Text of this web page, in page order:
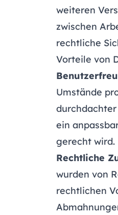
weiteren
zwischen
rechtliche
Vorteile von
Umstände
ein
gerecht wird.
Rechtliche
wurden von
rechtlichen